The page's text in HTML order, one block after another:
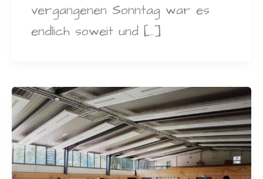
vergangenen Sonntag war es
endlich soweit und […]